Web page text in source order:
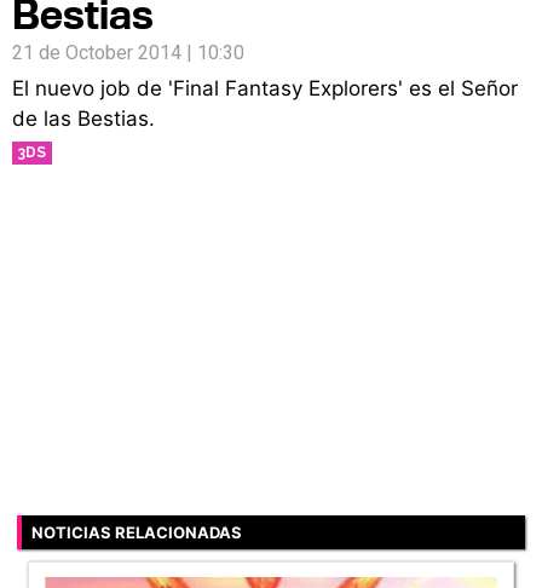
Bestias
21 de October 2014 | 10:30
El nuevo job de 'Final Fantasy Explorers' es el Señor
de las Bestias.
3DS
NOTICIAS RELACIONADAS